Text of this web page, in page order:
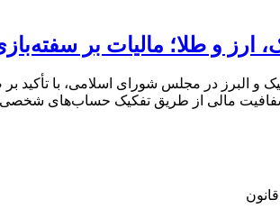
ارز و طلا؛ مالیات بر
آبیک و البرز در مجلس شورای اسلامی، با
مالی از طریق تفکیک حساب‌های شخصی